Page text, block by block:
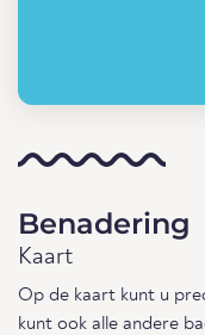
Benadering
Kaart
Op de kaart kunt u
kunt ook alle andere